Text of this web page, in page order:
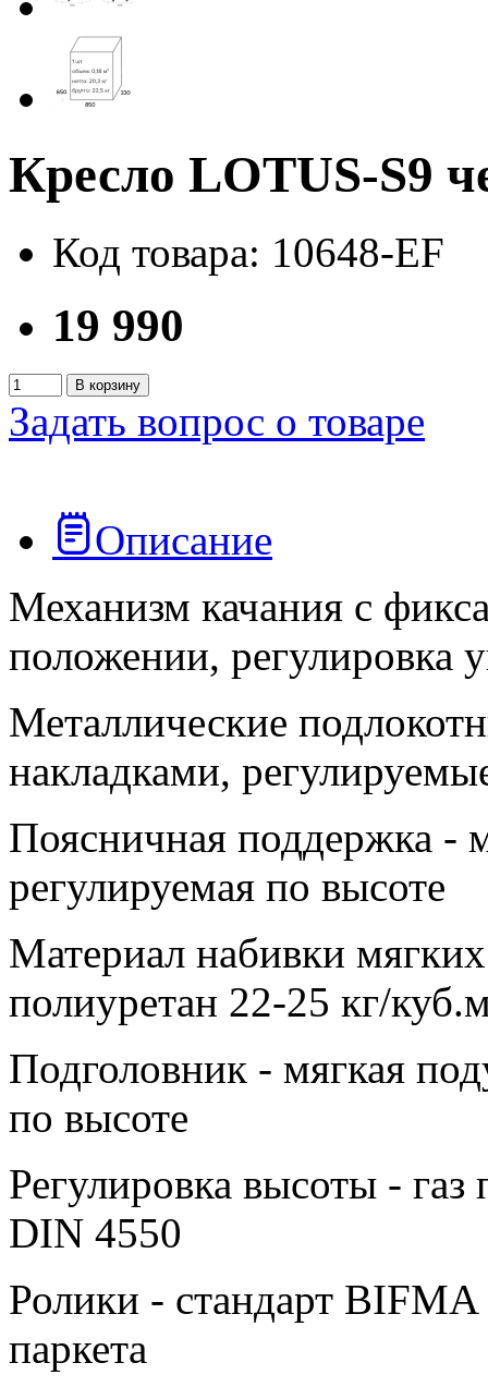
Кресло LOTUS-S9
Код товара: 10648-EF
19 990
В корзину
Задать вопрос о товаре
Описание
Механизм качания с
положении, регулировка
Металлические
накладками,
Поясничная поддержка -
регулируемая по высоте
Материал набивки
полиуретан 22-25 кг/
Подголовник - мягкая
по высоте
Регулировка высоты - газ
DIN 4550
Ролики - стандарт
паркета